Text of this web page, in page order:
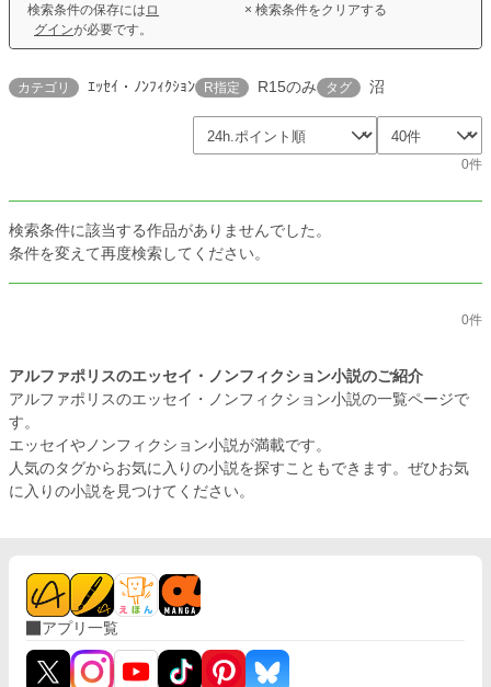
検索条件の保存には ロ
グインが必要です。
× 検索条件をクリアする
カテゴリ ｴｯｾｲ・ﾉﾝﾌｨｸｼｮﾝ R指定 R15のみ タグ 沼
0件
検索条件に該当する作品がありませんでした。
条件を変えて再度検索してください。
0件
アルファポリスのエッセイ・ノンフィクション小説のご紹介
アルファポリスのエッセイ・ノンフィクション小説の一覧ページで
す。
エッセイやノンフィクション小説が満載です。
人気のタグからお気に入りの小説を探すこともできます。ぜひお気
に入りの小説を見つけてください。
アプリ一覧